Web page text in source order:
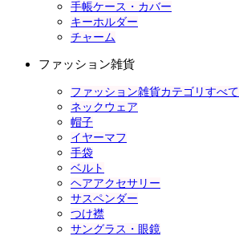
手帳ケース・カバー
キーホルダー
チャーム
ファッション雑貨
ファッション雑貨カテゴリすべて
ネックウェア
帽子
イヤーマフ
手袋
ベルト
ヘアアクセサリー
サスペンダー
つけ襟
サングラス・眼鏡